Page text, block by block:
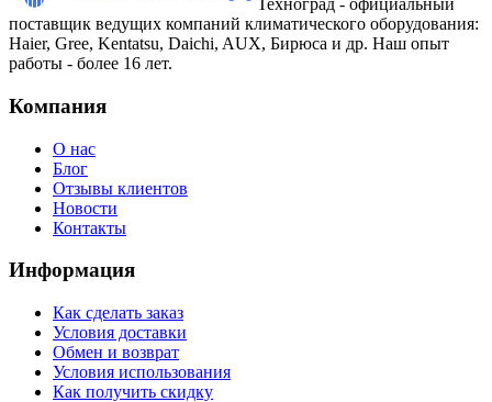
Техноград - официальный
поставщик ведущих компаний климатического оборудования:
Haier, Gree, Kentatsu, Daichi, AUX, Бирюса и др. Наш опыт
работы - более 16 лет.
Компания
О нас
Блог
Отзывы клиентов
Новости
Контакты
Информация
Как сделать заказ
Условия доставки
Обмен и возврат
Условия использования
Как получить скидку